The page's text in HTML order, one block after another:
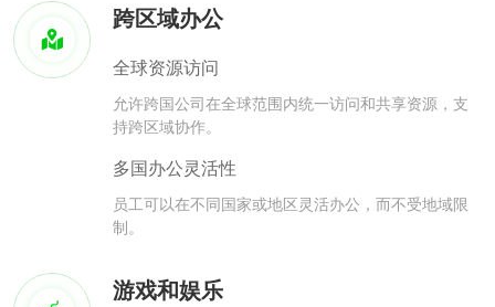
跨区域办公
全球资源访问
允许跨国公司在全球范围内统一访问和共享资源，支
持跨区域协作。
多国办公灵活性
员工可以在不同国家或地区灵活办公，而不受地域限
制。
游戏和娱乐